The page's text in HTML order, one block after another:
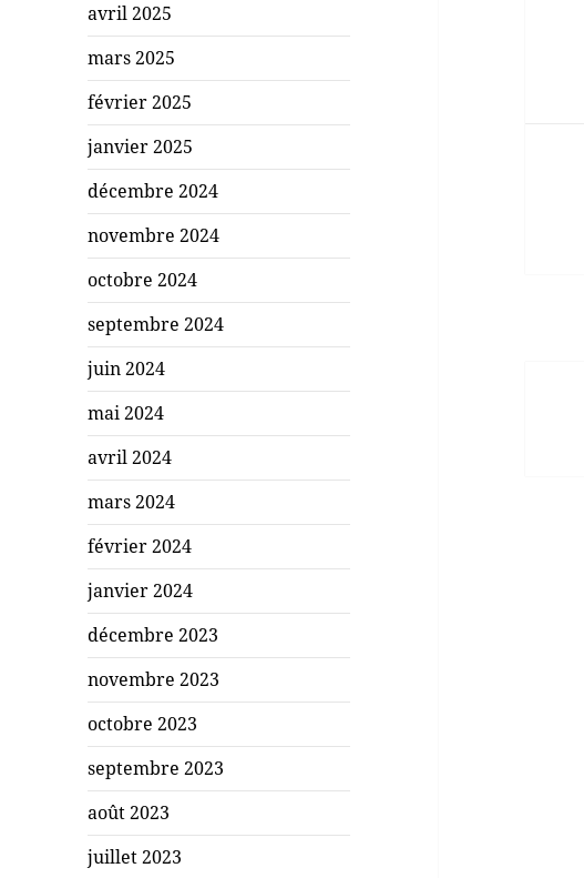
avril 2025
mars 2025
février 2025
janvier 2025
décembre 2024
novembre 2024
octobre 2024
septembre 2024
juin 2024
mai 2024
avril 2024
mars 2024
février 2024
janvier 2024
décembre 2023
novembre 2023
octobre 2023
septembre 2023
août 2023
juillet 2023